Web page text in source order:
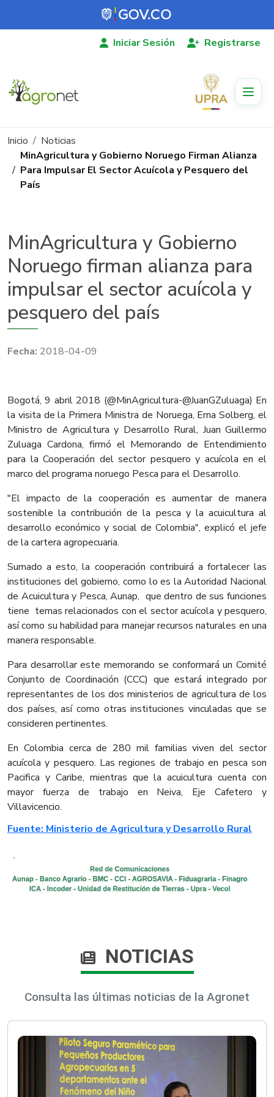
Pasar al contenido principal
Iniciar Sesión Registrarse
Ruta de navegación
Inicio
Noticias
MinAgricultura y Gobierno Noruego Firman Alianza
Para Impulsar El Sector Acuícola y Pesquero del
País
MinAgricultura y Gobierno
Noruego firman alianza para
impulsar el sector acuícola y
pesquero del país
2018-04-09
Bogotá, 9 abril 2018 (@MinAgricultura-@JuanGZuluaga) En
la visita de la Primera Ministra de Noruega, Erna Solberg, el
Ministro de Agricultura y Desarrollo Rural, Juan Guillermo
Zuluaga Cardona, firmó el Memorando de Entendimiento
para la Cooperación del sector pesquero y acuícola en el
marco del programa noruego Pesca para el Desarrollo.
"El impacto de la cooperación es aumentar de manera
sostenible la contribución de la pesca y la acuicultura al
desarrollo económico y social de Colombia", explicó el jefe
de la cartera agropecuaria.
Sumado a esto, la cooperación contribuirá a fortalecer las
instituciones del gobierno, como lo es la Autoridad Nacional
de Acuicultura y Pesca, Aunap, que dentro de sus funciones
tiene temas relacionados con el sector acuícola y pesquero,
así como su habilidad para manejar recursos naturales en una
manera responsable.
Para desarrollar este memorando se conformará un Comité
Conjunto de Coordinación (CCC) que estará integrado por
representantes de los dos ministerios de agricultura de los
dos países, así como otras instituciones vinculadas que se
consideren pertinentes.
​En Colombia cerca de 280 mil familias viven del sector
acuícola y pesquero. Las regiones de trabajo en pesca son
Pacifica y Caribe, mientras que la acuicultura cuenta con
mayor fuerza de trabajo en Neiva, Eje Cafetero y
Villavicencio.
Fuente: Ministerio de Agricultura y Desarrollo Rural​
NOTICIAS
Consulta las últimas noticias de la Agronet